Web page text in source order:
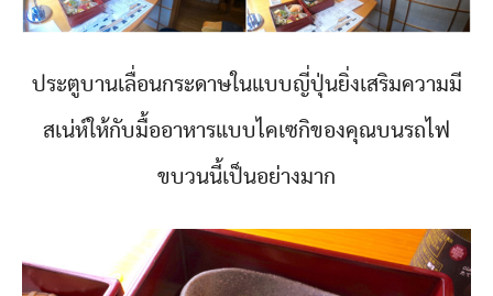
ประตูบานเลื่อนกระดาษในแบบญี่ปุ่นยิ่งเสริมความมี
สเน่ห์ให้กับมื้ออาหารแบบไคเซกิของคุณบนรถไฟ
ขบวนนี้เป็นอย่างมาก